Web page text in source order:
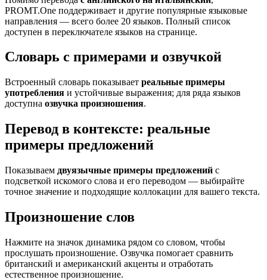
PROMT.One поддерживает и другие популярные языковые
направления — всего более 20 языков. Полный список
доступен в переключателе языков на странице.
Словарь с примерами и озвучкой
Встроенный словарь показывает реальные примеры
употребления и устойчивые выражения; для ряда языков
доступна озвучка произношения.
Перевод в контексте: реальные
примеры предложений
Показываем двуязычные примеры предложений с
подсветкой искомого слова и его переводом — выбирайте
точное значение и подходящие коллокации для вашего текста.
Произношение слов
Нажмите на значок динамика рядом со словом, чтобы
прослушать произношение. Озвучка помогает сравнить
британский и американский акценты и отработать
естественное произношение.